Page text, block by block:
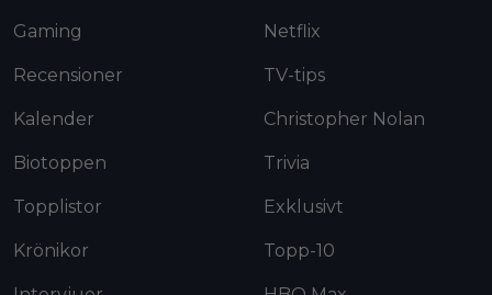
Gaming
Recensioner
Kalender
Biotoppen
Topplistor
Krönikor
Netflix
TV-tips
Christopher Nolan
Trivia
Exklusivt
Topp-10